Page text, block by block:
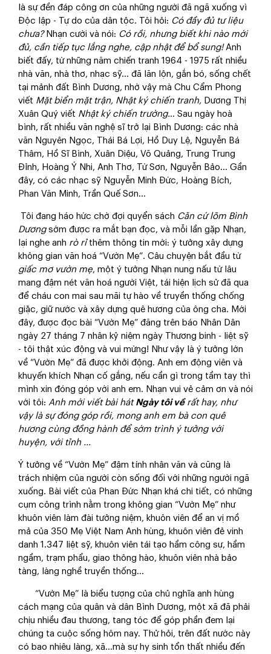
là sự đền đáp công ơn của những người đã ngã xuống vì
Độc lập - Tự do của dân tộc. Tôi hỏi: Có đầy đủ tư liệu
chưa?Nhạn cười và nói: Có rồi, nhưng biết khi nào mới
đủ, cần tiếp tục lắng nghe, cập nhật để bổ sung!Anh
biết đấy, từ những năm chiến tranh 1964 - 1975 rất nhiều
nhà văn, nhà thơ, nhạc sỹ... đã lăn lộn, gắn bó, sống chết
tại mảnh đất Bình Dương, nhờ vậy mà Chu Cẩm Phong
viết Mặt biển mặt trận, Nhật ký chiến tranh, Dương Thị
Xuân Quý viết Nhật ký chiến trường... Sau ngày hoà
bình, rất nhiều văn nghệ sĩ trở lại Bình Dương: các nhà
văn Nguyên Ngọc, Thái Bá Lợi, Hồ Duy Lệ, Nguyễn Bá
Thâm, Hồ Sĩ Bình, Xuân Diệu, Võ Quảng, Trung Trung
Đỉnh, Hoàng Ý Nhi, Anh Thơ, Từ Sơn, Nguyễn Bảo... Gần
đây, có các nhạc sỹ Nguyễn Minh Đức, Hoàng Bích,
Phan Văn Minh, Trần Quế Sơn...
Tôi đang háo hức chờ đợi quyển sách Căn cứ lõm Bình
Dương sớm được ra mắt bạn đọc, và mỗi lần gặp Nhạn,
lại nghe anh rò rỉthêm thông tin mới: ý tưởng xây dựng
không gian văn hoá “Vườn Mẹ”. Câu chuyện bắt đầu từ
giấc mơ vườn mẹ, một ý tưởng Nhạn nung nấu từ lâu
mang đậm nét văn hoá người Việt, tái hiện lịch sử đã qua
để cháu con mai sau mãi tự hào về truyền thống chống
giặc, giữ nước và xây dựng quê hương của ông cha. Mới
đây, được đọc bài “Vườn Mẹ” đăng trên báo Nhân Dân
ngày 27 tháng 7 nhân kỷ niệm ngày Thương binh - liệt sỹ
- tôi thật xúc động và vui mừng! Như vậy là ý tưởng lớn
về “Vườn Mẹ” đã được khởi động. Anh em động viên và
khuyến khích Nhạn cố gắng, nếu cần gì trong tầm tay thì
mình xin đóng góp với anh em. Nhạn vui vẻ cảm ơn và nói
với tôi: Anh mới viết bài hát Ngày tôi vềrất hay, như
vậy là sự đóng góp rồi, mong anh em bà con quê
hương cùng đồng hành để sớm trình ý tưởng với
huyện, với tỉnh ...
Ý tưởng về “Vườn Mẹ” đậm tính nhân văn và cũng là
trách nhiệm của người còn sống đối với những người ngã
xuống. Bài viết của Phan Đức Nhạn khá chi tiết, có những
cụm công trình nằm trong không gian “Vườn Mẹ” như
khuôn viên làm đài tưởng niệm, khuôn viên để an vị mồ
mả của 350 Mẹ Việt Nam Anh hùng, khuôn viên đẻ vinh
danh 1.347 liệt sỹ, khuôn viên tái tạo hầm công sự, hầm
ngầm, trạm phẩu, giao thông hào, khuôn viên nhà bảo
tàng, làng nghề truyền thống...
“Vườn Mẹ” là biểu tượng của chủ nghĩa anh hùng
cách mạng của quân và dân Bình Dương, một xã đã phải
chịu nhiều đau thương, tang tóc để góp phần đem lại
chúng ta cuộc sống hôm nay. Thử hỏi, trên đất nước này
có bao nhiêu làng, xã…mà sự hy sinh tổn thất nhiều đến